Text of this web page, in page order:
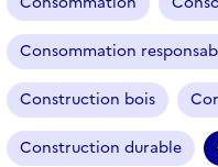
Consommation
Construction bois
Construction durable